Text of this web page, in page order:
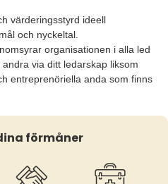
värderingsstyrd ideell
och nyckeltal.
organisationen i alla led
via ditt ledarskap liksom
entreprenöriella anda som finns
förmåner